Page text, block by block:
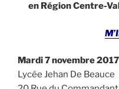
en Région Centre-
Mardi 7 novembre 2017
Lycée Jehan De Beauce